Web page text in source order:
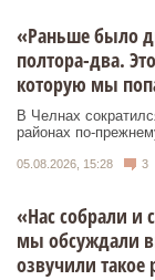
«Раньше было
полтора-два.
которую мы
В Челнах
районах по-
05.08.2026, 15:28 3
«Нас собрали и
мы обсуждали
озвучили